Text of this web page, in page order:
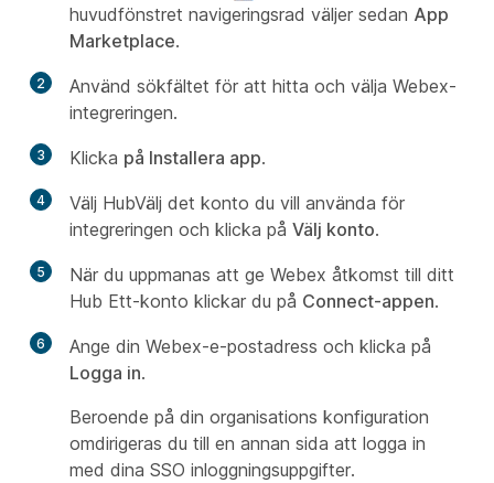
huvudfönstret navigeringsrad väljer sedan App
Marketplace.
2
Använd sökfältet för att hitta och välja Webex-
integreringen.
3 Klicka på Installera app.
4
Välj HubVälj det konto du vill använda för
integreringen och klicka på Välj konto.
5
När du uppmanas att ge Webex åtkomst till ditt
Hub Ett-konto klickar du på Connect-appen.
6
Ange din Webex-e-postadress och klicka på
Logga in.
Beroende på din organisations konfiguration
omdirigeras du till en annan sida att logga in
med dina SSO inloggningsuppgifter.